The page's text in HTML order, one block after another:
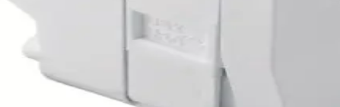
i kupovine.
zid u nosače modula 1M, 2M, 3M, 4M ili 7M Nazivne vrijednosti: 16A/